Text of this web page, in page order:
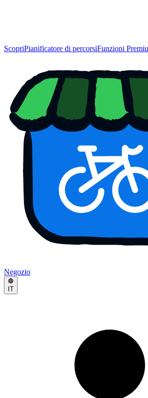
ScopriPianificatore di percorsiFunzioni
Negozio
IT